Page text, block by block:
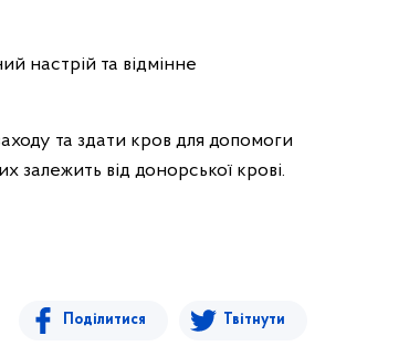
настрій та відмінне
та здати кров для допомоги
залежить від донорської крові.
Поділитися Твітнути